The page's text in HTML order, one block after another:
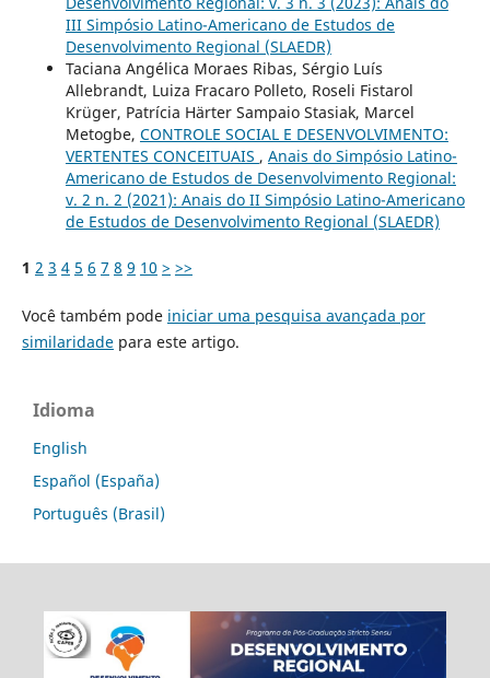
III Simpósio Latino-Americano de Estudos de
Desenvolvimento Regional (SLAEDR)
Taciana Angélica Moraes Ribas, Sérgio Luís
Allebrandt, Luiza Fracaro Polleto, Roseli Fistarol
Krüger, Patrícia Härter Sampaio Stasiak, Marcel
Metogbe, CONTROLE SOCIAL E DESENVOLVIMENTO:
VERTENTES CONCEITUAIS , Anais do Simpósio Latino-
Americano de Estudos de Desenvolvimento Regional:
v. 2 n. 2 (2021): Anais do II Simpósio Latino-Americano
de Estudos de Desenvolvimento Regional (SLAEDR)
1 2 3 4 5 6 7 8 9 10 > >>
Você também pode iniciar uma pesquisa avançada por
similaridadepara este artigo.
Idioma
English
Español (España)
Português (Brasil)